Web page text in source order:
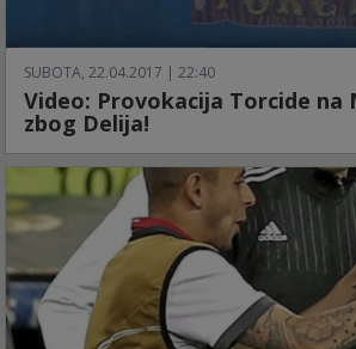
SUBOTA, 22.04.2017 | 22:40
Video: Provokacija Torcide na
zbog Delija!